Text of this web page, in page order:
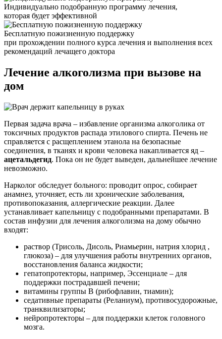
Индивидуально подобранную программу лечения,
которая будет эффективной
Бесплатную пожизненную поддержку
при прохождении полного курса лечения и выполнения всех
рекомендаций лечащего доктора
Лечение алкоголизма при вызове на
дом
Первая задача врача – избавление организма алкоголика от
токсичных продуктов распада этилового спирта. Печень не
справляется с расщеплением этанола на безопасные
соединения, в тканях и крови человека накапливается яд –
ацетальдегид. Пока он не будет выведен, дальнейшее лечение
невозможно.
Нарколог обследует больного: проводит опрос, собирает
анамнез, уточняет, есть ли хронические заболевания,
противопоказания, аллергические реакции. Далее
устанавливает капельницу с подобранными препаратами. В
состав инфузии для лечения алкоголизма на дому обычно
входят:
раствор (Трисоль, Дисоль, Риамьерин, натрия хлорид ,
глюкоза) – для улучшения работы внутренних органов,
восстановления баланса жидкости;
гепатопротекторы, например, Эссенциале – для
поддержки пострадавшей печени;
витамины группы В (рибофлавин, тиамин);
седативные препараты (Реланиум), противосудорожные,
транквилизаторы;
нейропротекторы – для поддержки клеток головного
мозга.